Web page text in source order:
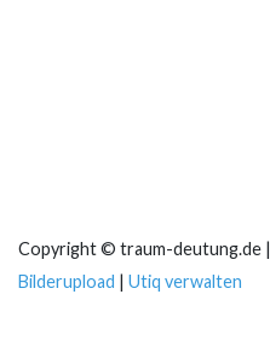
Copyright © traum-deutung.de |
Bilderupload | Utiq verwalten